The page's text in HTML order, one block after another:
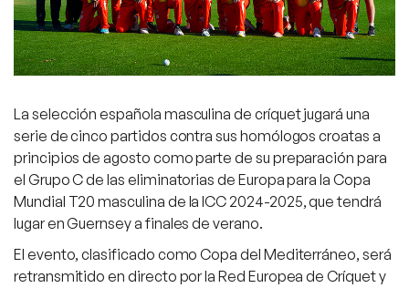
La selección española masculina de críquet jugará una
serie de cinco partidos contra sus homólogos croatas a
principios de agosto como parte de su preparación para
el Grupo C de las eliminatorias de Europa para la Copa
Mundial T20 masculina de la ICC 2024-2025, que tendrá
lugar en Guernsey a finales de verano.
El evento, clasificado como Copa del Mediterráneo, será
retransmitido en directo por la Red Europea de Críquet y